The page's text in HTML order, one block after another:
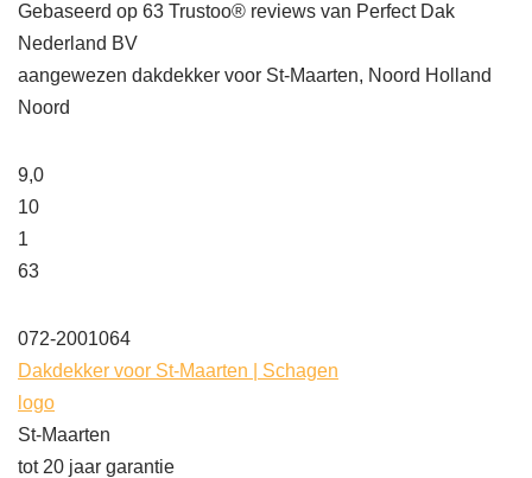
Gebaseerd op 63 Trustoo® reviews van Perfect Dak
Nederland BV
aangewezen dakdekker voor St-Maarten, Noord Holland
Noord
9,0
10
1
63
072-2001064
Dakdekker voor St-Maarten | Schagen
logo
St-Maarten
tot 20 jaar garantie